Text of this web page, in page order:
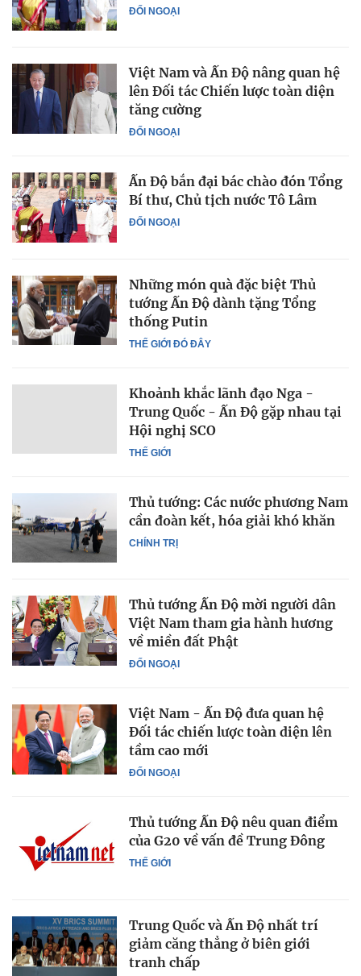
ĐỐI NGOẠI
ĐỐI NGOẠI
Việt Nam và Ấn Độ nâng quan hệ
lên Đối tác Chiến lược toàn diện
tăng cường
ĐỐI NGOẠI
Ấn Độ bắn đại bác chào đón Tổng
Bí thư, Chủ tịch nước Tô Lâm
THẾ GIỚI ĐÓ ĐÂY
Những món quà đặc biệt Thủ
tướng Ấn Độ dành tặng Tổng
thống Putin
THẾ GIỚI
Khoảnh khắc lãnh đạo Nga -
Trung Quốc - Ấn Độ gặp nhau tại
Hội nghị SCO
CHÍNH TRỊ
Thủ tướng: Các nước phương Nam
cần đoàn kết, hóa giải khó khăn
ĐỐI NGOẠI
Thủ tướng Ấn Độ mời người dân
Việt Nam tham gia hành hương
về miền đất Phật
ĐỐI NGOẠI
Việt Nam - Ấn Độ đưa quan hệ
Đối tác chiến lược toàn diện lên
tầm cao mới
THẾ GIỚI
Thủ tướng Ấn Độ nêu quan điểm
của G20 về vấn đề Trung Đông
Trung Quốc và Ấn Độ nhất trí
giảm căng thẳng ở biên giới
tranh chấp